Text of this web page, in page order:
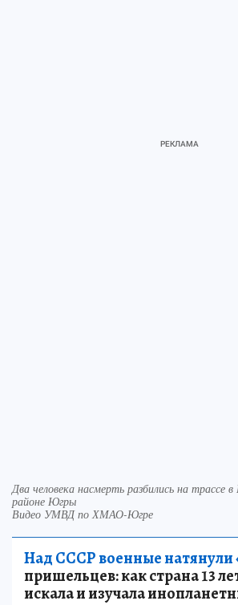
Два человека насмерть разбились на трассе
районе Югры
Видео УМВД по ХМАО-Югре
Над СССР военные натянули
пришельцев: как страна 13
искала и изучала